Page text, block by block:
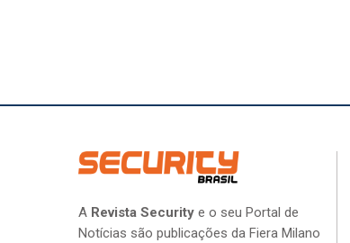
A Revista Security e o seu Portal de
Notícias são publicações da Fiera Milano